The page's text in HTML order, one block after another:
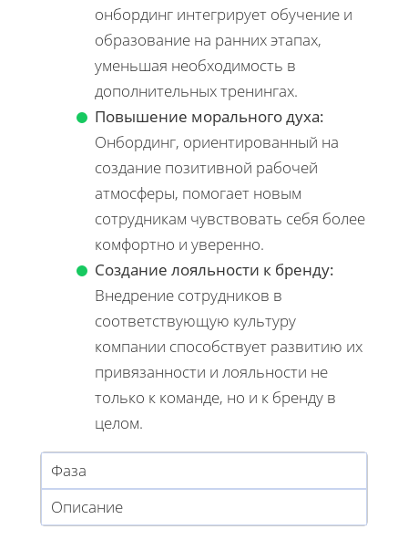
онбординг интегрирует обучение и
образование на ранних этапах,
уменьшая необходимость в
дополнительных тренингах.
Повышение морального духа:
Онбординг, ориентированный на
создание позитивной рабочей
атмосферы, помогает новым
сотрудникам чувствовать себя более
комфортно и уверенно.
Создание лояльности к бренду:
Внедрение сотрудников в
соответствующую культуру
компании способствует развитию их
привязанности и лояльности не
только к команде, но и к бренду в
целом.
Фаза
Описание